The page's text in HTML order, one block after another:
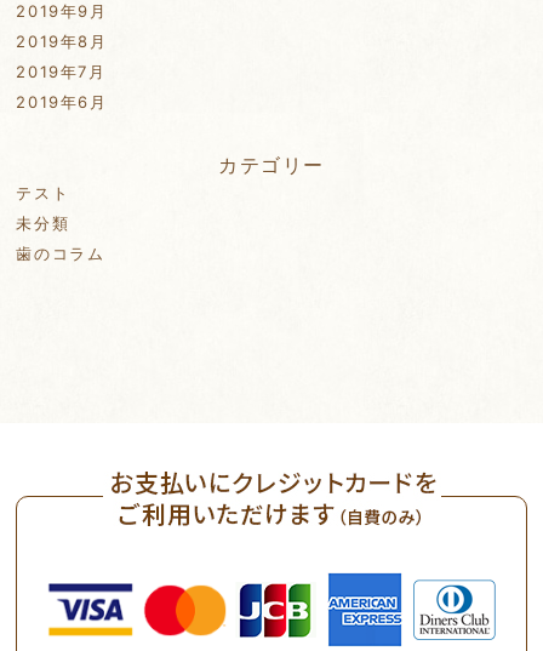
2019年9月
2019年8月
2019年7月
2019年6月
カテゴリー
テスト
未分類
歯のコラム